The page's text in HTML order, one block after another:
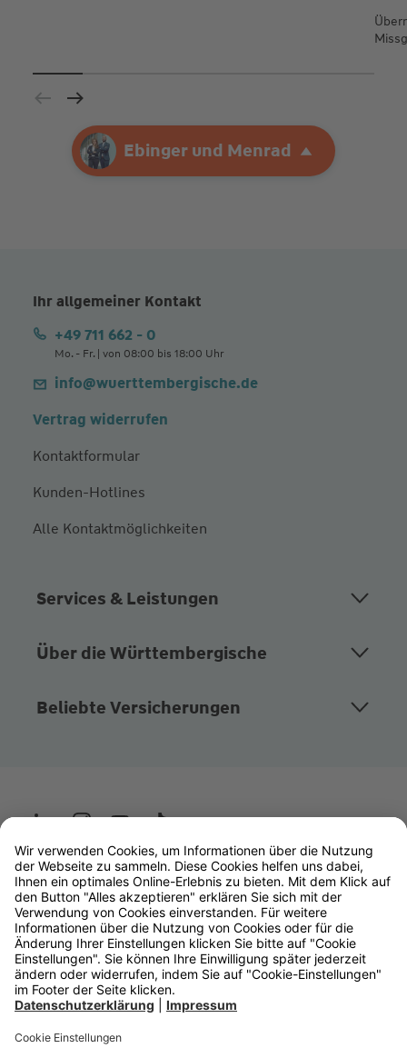
Ihre Agentur Ebinger und Menrad
Ebinger und Menrad
Ihr allgemeiner Kontakt
+49 711 662 - 0
Mo. - Fr. | von 08:00 bis 18:00 Uhr
info@wuerttembergische.de
Vertrag widerrufen
Kontaktformular
Kunden-Hotlines
Alle Kontaktmöglichkeiten
Services & Leistungen
Über die Württembergische
Beliebte Versicherungen
Wüstenrot
W&W Gruppe
OLB Bank
Makler
Impressum
Datenschutz
Rechtliche Hinweise